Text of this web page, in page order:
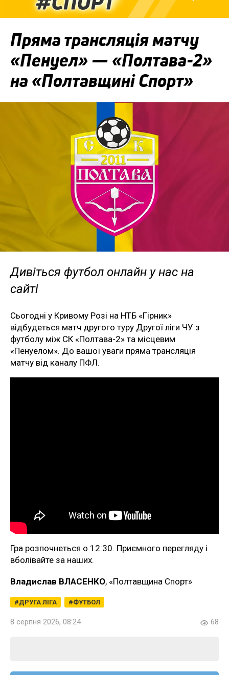
Пряма трансляція матчу
«Пенуел» — «Полтава-2»
на «Полтавщині Спорт»
Дивіться футбол онлайн у нас на
сайті
Сьогодні у Кривому Розі на НТБ «Гірник»
відбудеться матч другого туру Другої ліги ЧУ з
футболу між СК «Полтава-2» та місцевим
«Пенуелом». До вашої уваги пряма трансляція
матчу від каналу ПФЛ.
Гра розпочнеться о 12:30. Приємного перегляду і
вболівайте за наших.
Владислав ВЛАСЕНКО, «Полтавщина Спорт»
ДРУГА ЛІГА ФУТБОЛ
8 серпня 2026, 08:24 68